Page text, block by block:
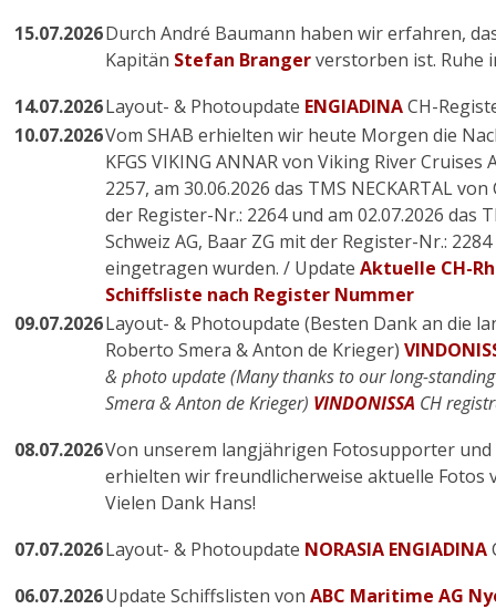
15.07.2026Durch André Baumann haben wir erfahren,
Kapitän Stefan Brangerverstorben ist. Ruhe
14.07.2026Layout- & Photoupdate ENGIADINACH-
10.07.2026Vom SHAB erhielten wir heute Morgen die
KFGS VIKING ANNAR von Viking River
2257, am 30.06.2026 das TMS NECKARTAL
der Register-Nr.: 2264 und am 02.07.2026 das
Schweiz AG, Baar ZG mit der Register-Nr.:
eingetragen wurden. / Update Aktuelle CH-
Schiffsliste nach Register Nummer
09.07.2026Layout- & Photoupdate (Besten Dank an die
Roberto Smera & Anton de Krieger)
& photo update (Many thanks to our long-
Smera & Anton de Krieger) VINDONISSA CH
08.07.2026Von unserem langjährigen Fotosupporter und
erhielten wir freundlicherweise aktuelle
Vielen Dank Hans!
07.07.2026Layout- & Photoupdate NORASIA ENGIADINA
06.07.2026Update Schiffslisten von ABC Maritime AG